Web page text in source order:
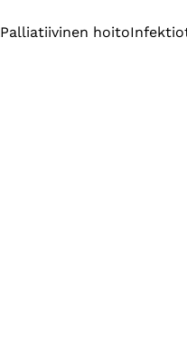
Palliatiivinen hoito